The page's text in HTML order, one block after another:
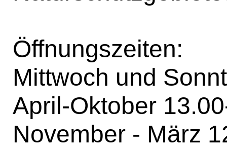
Öffnungszeiten:
Mittwoch und
April-Oktober
November - März